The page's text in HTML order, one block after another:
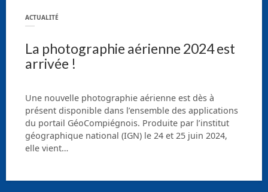
ACTUALITÉ
La photographie aérienne 2024 est
arrivée !
Une nouvelle photographie aérienne est dès à
présent disponible dans l’ensemble des applications
du portail GéoCompiégnois. Produite par l’institut
géographique national (IGN) le 24 et 25 juin 2024,
elle vient…